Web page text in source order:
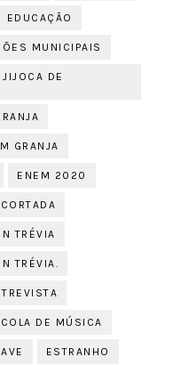
EDUCAÇÃO
MUNICIPAIS
DE
GRANJA
ENEM 2020
TRÉVIA
TRÉVIA.
DE MÚSICA
ESTRANHO